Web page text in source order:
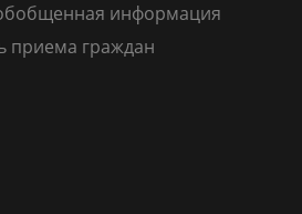
информация
приема граждан